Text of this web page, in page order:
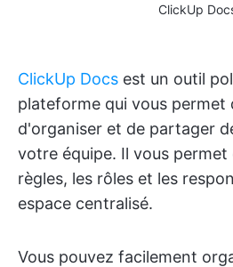
ClickUp
ClickUp Docs est un outil
plateforme qui vous permet
d'organiser et de partager
votre équipe. Il vous permet
règles, les rôles et les
espace centralisé.
Vous pouvez facilement